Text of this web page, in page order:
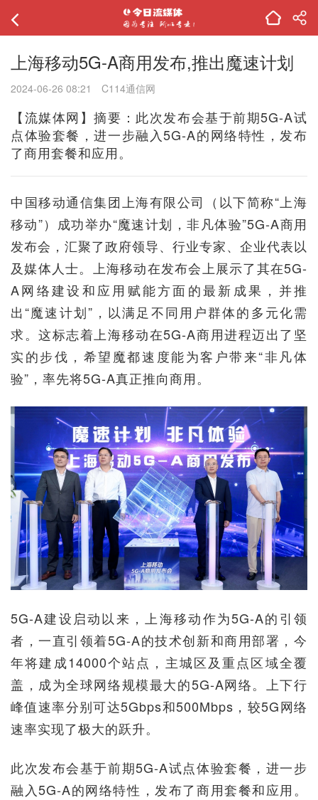
上海移动5G-A商用发布,推出魔速计划
2024-06-26 08:21 C114通信网
【流媒体网】摘要：此次发布会基于前期5G-A试
点体验套餐，进一步融入5G-A的网络特性，发布
了商用套餐和应用。
中国移动通信集团上海有限公司（以下简称“上海
移动”）成功举办“魔速计划，非凡体验”5G-A商用
发布会，汇聚了政府领导、行业专家、企业代表以
及媒体人士。上海移动在发布会上展示了其在5G-
A网络建设和应用赋能方面的最新成果，并推
出“魔速计划”，以满足不同用户群体的多元化需
求。这标志着上海移动在5G-A商用进程迈出了坚
实的步伐，希望魔都速度能为客户带来“非凡体
验”，率先将5G-A真正推向商用。
5G-A建设启动以来，上海移动作为5G-A的引领
者，一直引领着5G-A的技术创新和商用部署，今
年将建成14000个站点，主城区及重点区域全覆
盖，成为全球网络规模最大的5G-A网络。上下行
峰值速率分别可达5Gbps和500Mbps，较5G网络
速率实现了极大的跃升。
此次发布会基于前期5G-A试点体验套餐，进一步
融入5G-A的网络特性，发布了商用套餐和应用。